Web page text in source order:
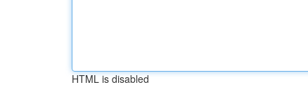
HTML is disabled